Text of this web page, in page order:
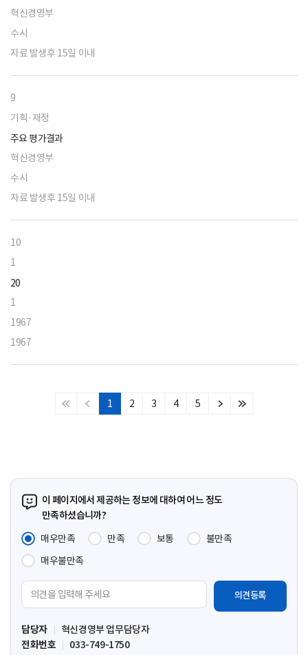
혁신경영부
수시
자료 발생후 15일 이내
9
기획·재정
주요 평가결과
혁신경영부
수시
자료 발생후 15일 이내
10
1
20
1
1967
1967
처
이
1 2 3 4 5
다
마
이 페이지에서 제공하는 정보에 대하여 어느 정도
만족하셨습니까?
매우만족
만족 보통
불만족
매우불만족
견
입
력
담당자
혁신경영부 업무담당자
전화번호
033-749-1750